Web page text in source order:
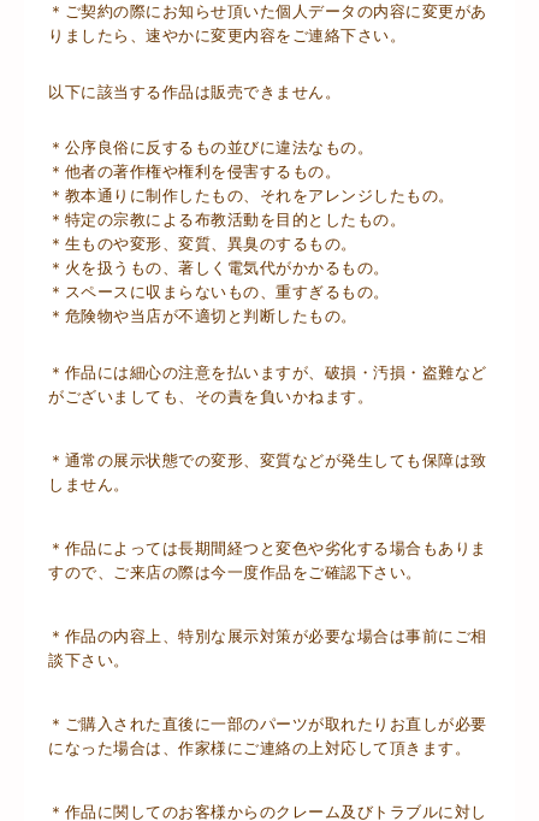
＊ご契約の際にお知らせ頂いた個人データの内容に変更があ
りましたら、速やかに変更内容をご連絡下さい。
以下に該当する作品は販売できません。
＊公序良俗に反するもの並びに違法なもの。
＊他者の著作権や権利を侵害するもの。
＊教本通りに制作したもの、それをアレンジしたもの。
＊特定の宗教による布教活動を目的としたもの。
＊生ものや変形、変質、異臭のするもの。
＊火を扱うもの、著しく電気代がかかるもの。
＊スペースに収まらないもの、重すぎるもの。
＊危険物や当店が不適切と判断したもの。
＊作品には細心の注意を払いますが、破損・汚損・盗難など
がございましても、その責を負いかねます。
＊通常の展示状態での変形、変質などが発生しても保障は致
しません。
＊作品によっては長期間経つと変色や劣化する場合もありま
すので、ご来店の際は今一度作品をご確認下さい。
＊作品の内容上、特別な展示対策が必要な場合は事前にご相
談下さい。
＊ご購入された直後に一部のパーツが取れたりお直しが必要
になった場合は、作家様にご連絡の上対応して頂きます。
＊作品に関してのお客様からのクレーム及びトラブルに対し